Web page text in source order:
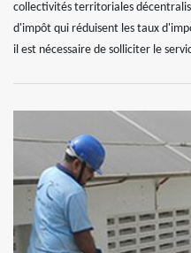
collectivités territoriales
d'impôt qui réduisent les taux
il est nécessaire de solliciter le